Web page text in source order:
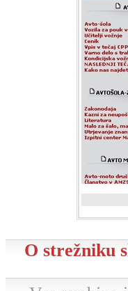
O strežniku